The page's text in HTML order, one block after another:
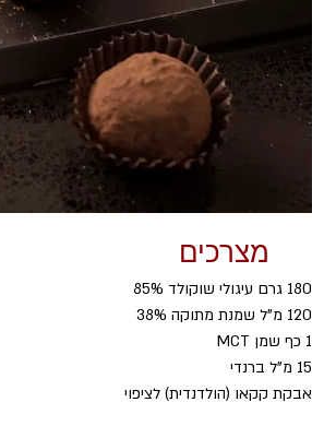
מצרכים
180 גרם עיגולי שוקולד 85%
120 מ"ל שמנת מתוקה 38%
1 כף שמן MCT
15 מ"ל ברנדי
אבקת קקאו (הולדנדית) לציפוי